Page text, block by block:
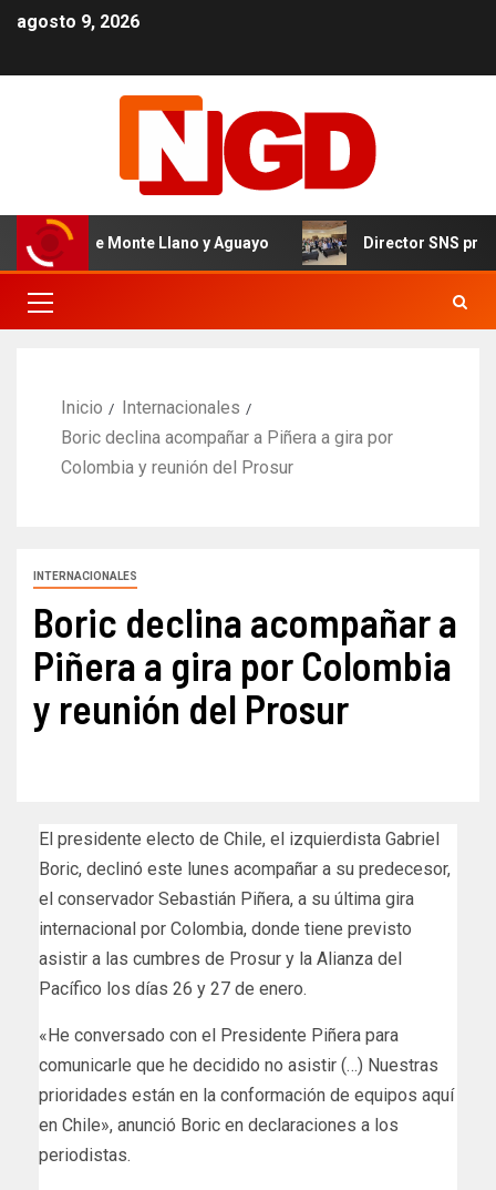
agosto 9, 2026
de Monte Llano y Aguayo Director SNS proyecta
Inicio
Internacionales
Boric declina acompañar a Piñera a gira por
Colombia y reunión del Prosur
INTERNACIONALES
Boric declina acompañar a
Piñera a gira por Colombia
y reunión del Prosur
El presidente electo de Chile, el izquierdista Gabriel
Boric, declinó este lunes acompañar a su predecesor,
el conservador Sebastián Piñera, a su última gira
internacional por Colombia, donde tiene previsto
asistir a las cumbres de Prosur y la Alianza del
Pacífico los días 26 y 27 de enero.
«He conversado con el Presidente Piñera para
comunicarle que he decidido no asistir (…) Nuestras
prioridades están en la conformación de equipos aquí
en Chile», anunció Boric en declaraciones a los
periodistas.